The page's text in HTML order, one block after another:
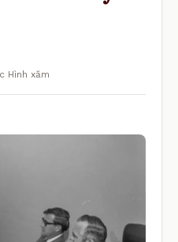
Hình xăm